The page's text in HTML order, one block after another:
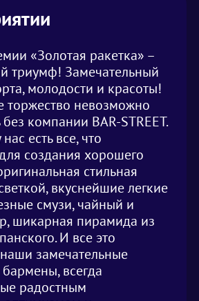
«Золотая ракетка» –
триумф! Замечательный
молодости и красоты!
торжество невозможно
компании BAR-STREET.
есть все, что
создания хорошего
стильная
вкуснейшие легкие
смузи, чайный и
шикарная пирамида из
И все это
замечательные
всегда
радостным